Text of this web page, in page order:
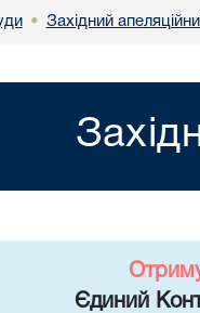
• Західний
Єдиний